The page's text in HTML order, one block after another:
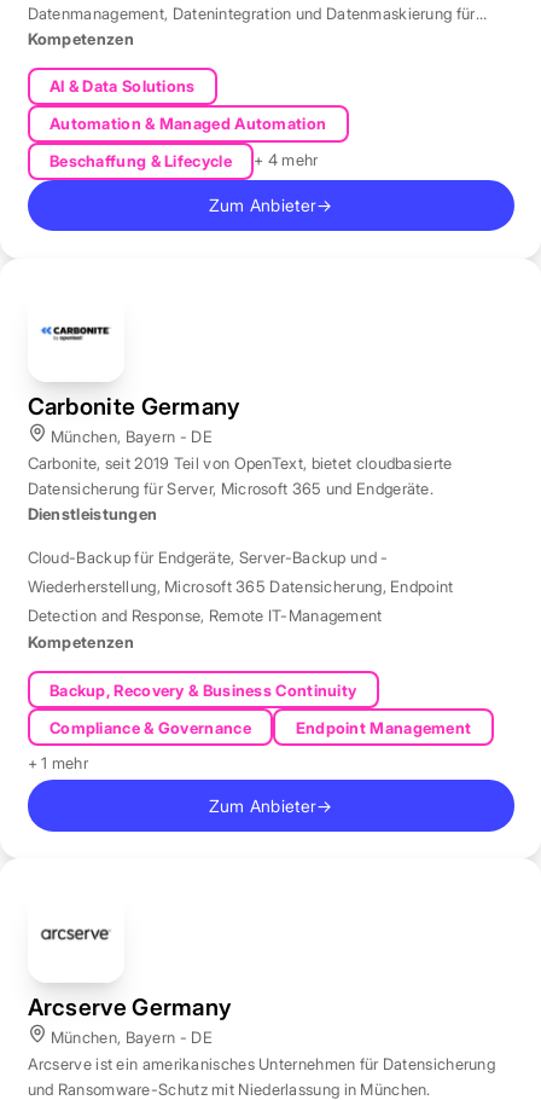
Datenmanagement, Datenintegration und Datenmaskierung für
produktive Datenbestände weltweit.
Kompetenzen
AI & Data Solutions
Automation & Managed Automation
Beschaffung & Lifecycle
+ 4 mehr
Zum Anbieter→
Carbonite Germany
München, Bayern - DE
Carbonite, seit 2019 Teil von OpenText, bietet cloudbasierte
Datensicherung für Server, Microsoft 365 und Endgeräte.
Dienstleistungen
Cloud-Backup für Endgeräte, Server-Backup und -
Wiederherstellung, Microsoft 365 Datensicherung, Endpoint
Detection and Response, Remote IT-Management
Kompetenzen
Backup, Recovery & Business Continuity
Compliance & Governance
Endpoint Management
+ 1 mehr
Zum Anbieter→
Arcserve Germany
München, Bayern - DE
Arcserve ist ein amerikanisches Unternehmen für Datensicherung
und Ransomware-Schutz mit Niederlassung in München.